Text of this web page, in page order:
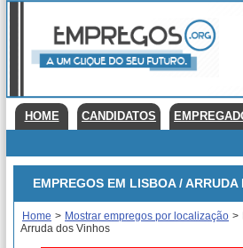
HOME CANDIDATOS
EMPREGOS EM LISBOA / ARRUDA
Home > Mostrar empregos por localização >
Arruda dos Vinhos